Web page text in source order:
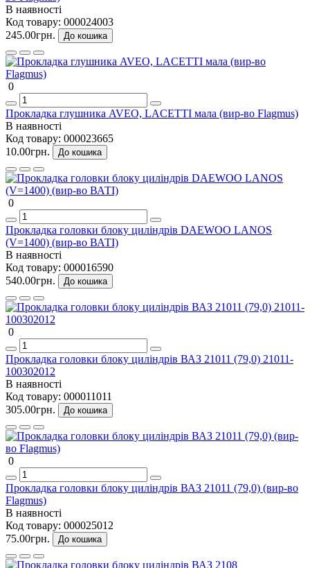
В наявності
Код товару: 000024003
245.00грн.
До кошика
0
Прокладка глушника AVEO, LACETTI мала (вир-во Flagmus)
В наявності
Код товару: 000023665
10.00грн.
До кошика
0
Прокладка головки блоку циліндрів DAEWOO LANOS
(V=1400) (вир-во ВАТІ)
В наявності
Код товару: 000016590
540.00грн.
До кошика
0
Прокладка головки блоку циліндрів ВАЗ 21011 (79,0) 21011-
100302012
В наявності
Код товару: 000011011
305.00грн.
До кошика
0
Прокладка головки блоку циліндрів ВАЗ 21011 (79,0) (вир-во
Flagmus)
В наявності
Код товару: 000025012
75.00грн.
До кошика